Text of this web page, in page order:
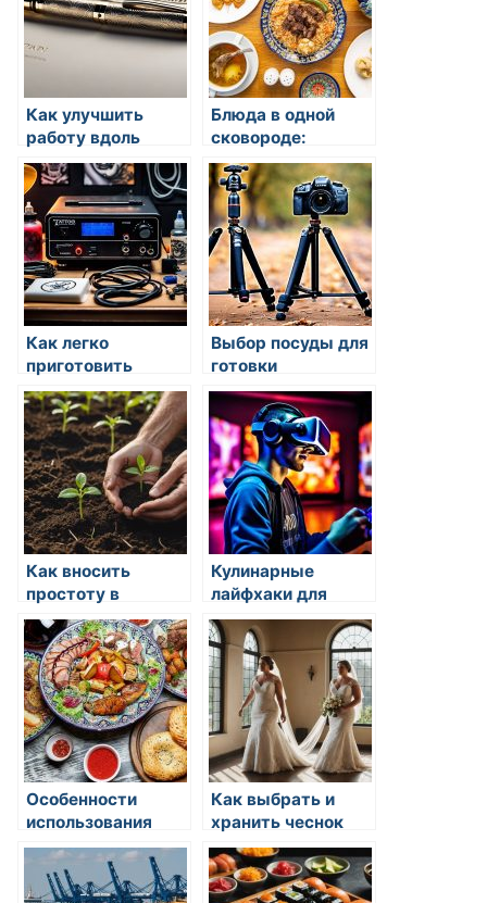
Как улучшить
работу вдоль
времени на кухне
Блюда в одной
сковороде:
экономим время
на кухне
Как легко
приготовить
блюда без лишнего
времени
Выбор посуды для
готовки
Как вносить
простоту в
кулинарию для
всех
Кулинарные
лайфхаки для
подготовки к
праздникам
Особенности
использования
быстрого
пароконвектомата
в восточной кухне
Как выбрать и
хранить чеснок